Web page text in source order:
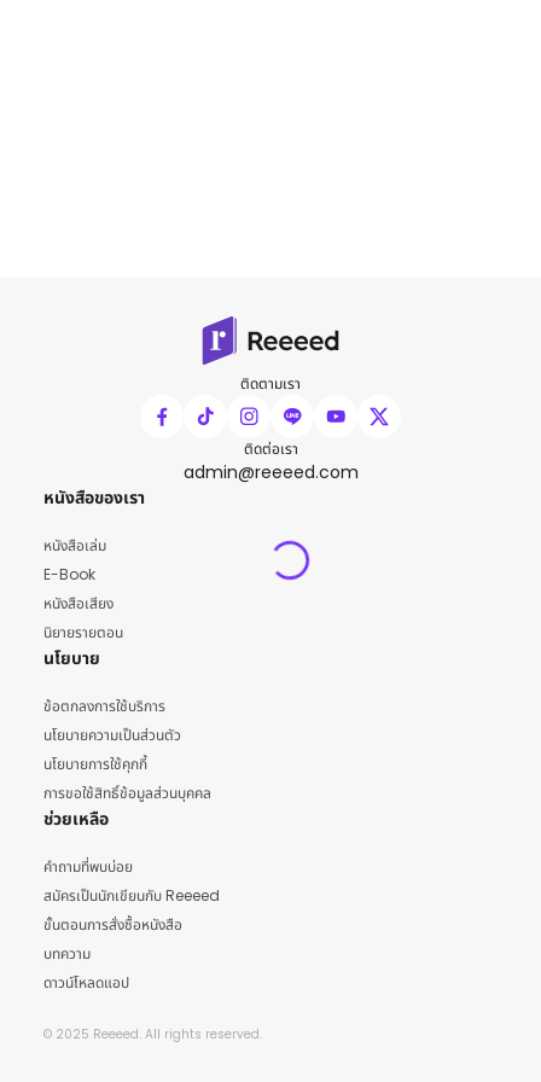
ติดตามเรา
ติดต่อเรา
admin@reeeed.com
หนังสือของเรา
หนังสือเล่ม
E-Book
หนังสือเสียง
นิยายรายตอน
นโยบาย
ข้อตกลงการใช้บริการ
นโยบายความเป็นส่วนตัว
นโยบายการใช้คุกกี้
การขอใช้สิทธิ์ข้อมูลส่วนบุคคล
ช่วยเหลือ
คำถามที่พบบ่อย
สมัครเป็นนักเขียนกับ Reeeed
ขั้นตอนการสั่งซื้อหนังสือ
บทความ
ดาวน์โหลดแอป
© 2025 Reeeed. All rights reserved.